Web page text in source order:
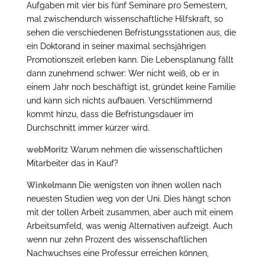
Aufgaben mit vier bis fünf Seminare pro Semestern,
mal zwischendurch wissenschaftliche Hilfskraft, so
sehen die verschiedenen Befristungsstationen aus, die
ein Doktorand in seiner maximal sechsjährigen
Promotionszeit erleben kann. Die Lebensplanung fällt
dann zunehmend schwer: Wer nicht weiß, ob er in
einem Jahr noch beschäftigt ist, gründet keine Familie
und kann sich nichts aufbauen. Verschlimmernd
kommt hinzu, dass die Befristungsdauer im
Durchschnitt immer kürzer wird.
webMoritzWarum nehmen die wissenschaftlichen
Mitarbeiter das in Kauf?
WinkelmannDie wenigsten von ihnen wollen nach
neuesten Studien weg von der Uni. Dies hängt schon
mit der tollen Arbeit zusammen, aber auch mit einem
Arbeitsumfeld, was wenig Alternativen aufzeigt. Auch
wenn nur zehn Prozent des wissenschaftlichen
Nachwuchses eine Professur erreichen können,